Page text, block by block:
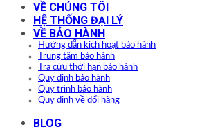
VỀ CHÚNG TÔI
HỆ THỐNG ĐẠI LÝ
VỀ BẢO HÀNH
Hướng dẫn kích hoạt bảo hành
Trung tâm bảo hành
Tra cứu thời hạn bảo hành
Quy định bảo hành
Quy trình bảo hành
Quy định về đổi hàng
BLOG